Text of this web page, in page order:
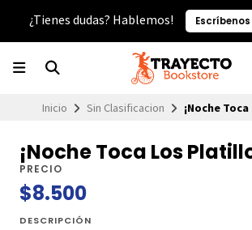
¿Tienes dudas? Hablemos!
Inicio Sin Clasificacion ¡Noche
¡Noche Toca Los
PRECIO
$8.500
DESCRIPCIÓN